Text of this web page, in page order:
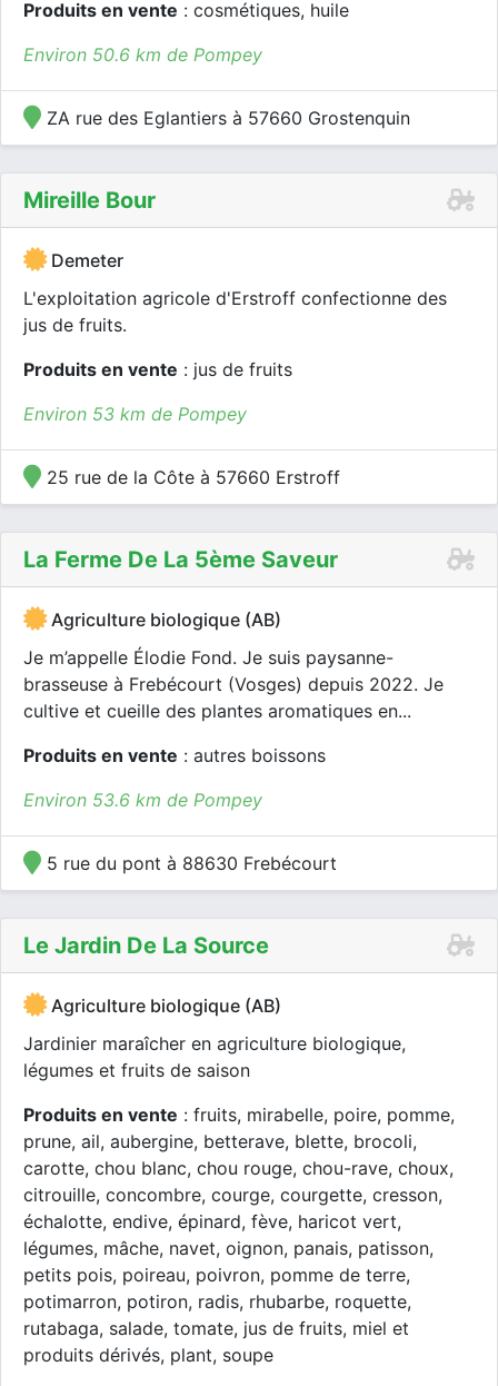
Produits en vente : cosmétiques, huile
Environ 50.6 km de Pompey
ZA rue des Eglantiers à 57660 Grostenquin
Mireille Bour
Demeter
L'exploitation agricole d'Erstroff confectionne des
jus de fruits.
Produits en vente : jus de fruits
Environ 53 km de Pompey
25 rue de la Côte à 57660 Erstroff
La Ferme De La 5ème Saveur
Agriculture biologique (AB)
Je m’appelle Élodie Fond. Je suis paysanne-
brasseuse à Frebécourt (Vosges) depuis 2022. Je
cultive et cueille des plantes aromatiques en...
Produits en vente : autres boissons
Environ 53.6 km de Pompey
5 rue du pont à 88630 Frebécourt
Le Jardin De La Source
Agriculture biologique (AB)
Jardinier maraîcher en agriculture biologique,
légumes et fruits de saison
Produits en vente : fruits, mirabelle, poire, pomme,
prune, ail, aubergine, betterave, blette, brocoli,
carotte, chou blanc, chou rouge, chou-rave, choux,
citrouille, concombre, courge, courgette, cresson,
échalotte, endive, épinard, fève, haricot vert,
légumes, mâche, navet, oignon, panais, patisson,
petits pois, poireau, poivron, pomme de terre,
potimarron, potiron, radis, rhubarbe, roquette,
rutabaga, salade, tomate, jus de fruits, miel et
produits dérivés, plant, soupe